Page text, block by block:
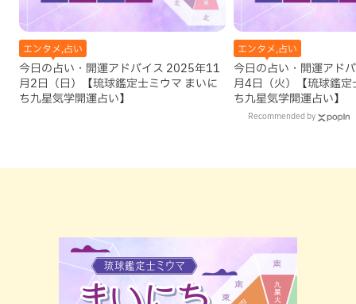
エンタメ,占い
今日の占い・開運アドバイス 2025年11
月2日（日）【琉球鑑定士ミウマ まいに
ち九星気学開運占い】
エンタメ,占い
今日の占い・開運アド
月4日（火）【琉球鑑定
ち九星気学開運占い】
Recommended by